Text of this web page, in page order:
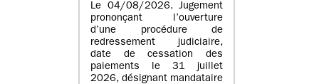
Le 04/08/2026. Jugement
prononçant l’ouverture
d’une procédure de
redressement judiciaire,
date de cessation des
paiements le 31 juillet
2026, désignant mandataire